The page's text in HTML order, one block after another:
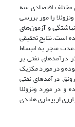
مختلف اقتصادی سه
را مور بررسی
و آزمون‌های
است. نتایج تحقیقی
منجر به انبساط
نفتی بر
و در مورد مکزیک
رونق درآمدهای نفتی
در مورد ونزوئلا
از بیماری هلندی